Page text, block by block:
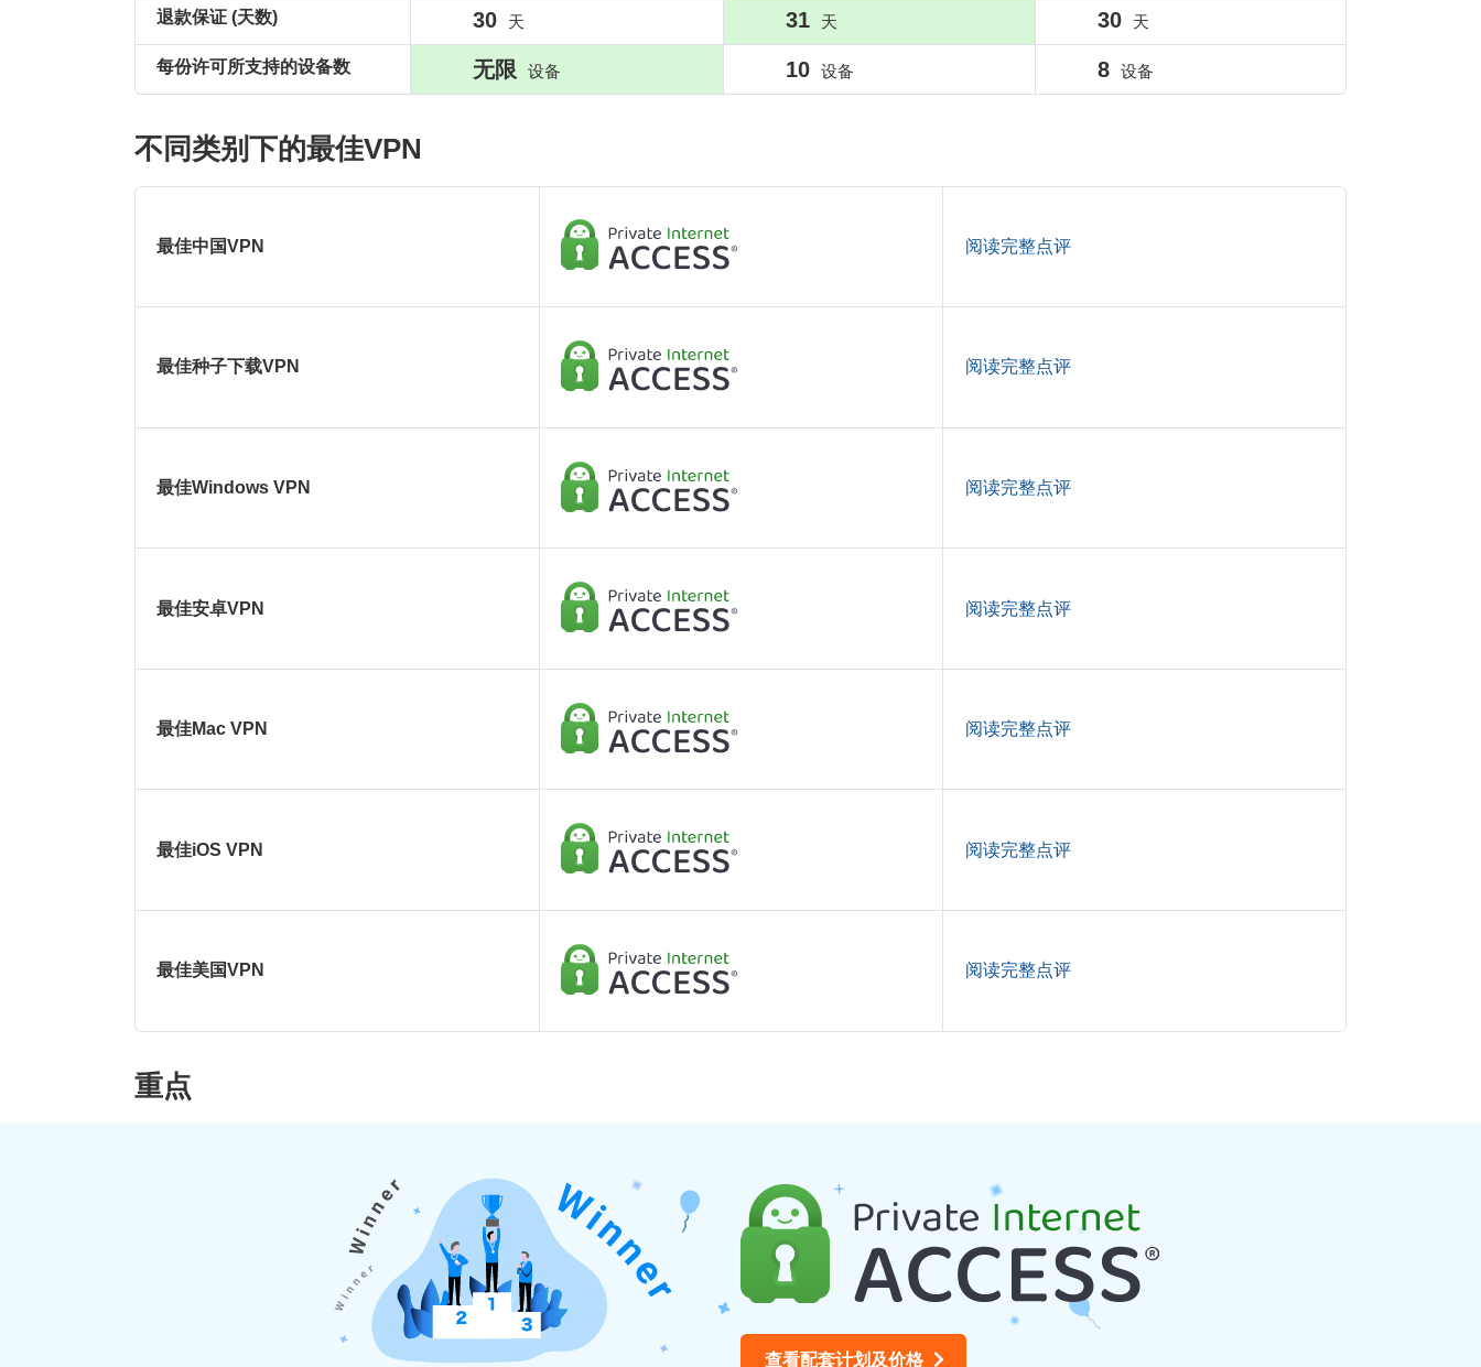
退款保证 (天数)
每份许可所支持的设备数
30 天
无限 设备
31 天
10 设备
30 天
8 设备
不同类别下的最佳VPN
最佳中国VPN 阅读完整点评
最佳种子下载VPN 阅读完整点评
最佳Windows VPN 阅读完整点评
最佳安卓VPN 阅读完整点评
最佳Mac VPN 阅读完整点评
最佳iOS VPN 阅读完整点评
最佳美国VPN 阅读完整点评
重点
查看配套计划及价格